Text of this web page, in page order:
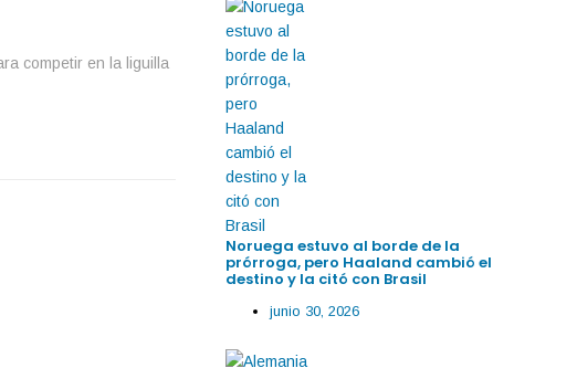
competir en la liguilla
Noruega estuvo al borde de la
prórroga, pero Haaland cambió el
destino y la citó con Brasil
junio 30, 2026